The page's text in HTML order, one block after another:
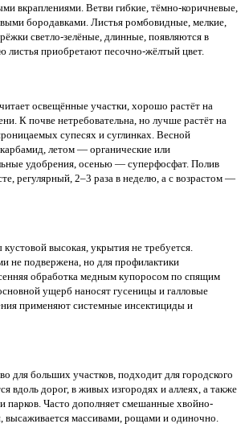
вкраплениями. Ветви гибкие, тёмно-коричневые,
бородавками. Листья ромбовидные, мелкие,
светло-зелёные, длинные, появляются в
листья приобретают песочно-жёлтый цвет.
освещённые участки, хорошо растёт на
К почве нетребовательна, но лучше растёт на
супесях и суглинках. Весной
летом — органические или
удобрения, осенью — суперфосфат. Полив
регулярный, 2–3 раза в неделю, а с возрастом —
высокая, укрытия не требуется.
не подвержена, но для профилактики
обработка медным купоросом по спящим
ущерб наносят гусеницы и галловые
применяют системные инсектициды и
для больших участков, подходит для городского
вдоль дорог, в живых изгородях и аллеях, а также
и парков. Часто дополняет смешанные хвойно-
высаживается массивами, рощами и одиночно.